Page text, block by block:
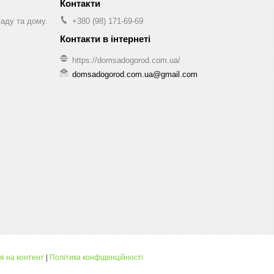
та дому. +380 (98) 171-69-69
https://domsadogorod.com.ua/
domsadogorod.com.ua@gmail.com
на контент | Політика конфіденційності